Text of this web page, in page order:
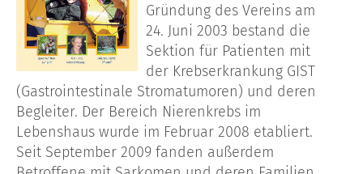
Gründung des Vereins am
24. Juni 2003 bestand die
Sektion für Patienten mit
der Krebserkrankung GIST
(Gastrointestinale Stromatumoren) und deren
Begleiter. Der Bereich Nierenkrebs im
Lebenshaus wurde im Februar 2008 etabliert.
Seit September 2009 fanden außerdem